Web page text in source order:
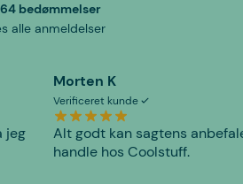
bedømmelser
alle anmeldelser
jeg
Morten K
Verificeret kunde
Alt godt kan sagtens
handle hos Coolstuff.